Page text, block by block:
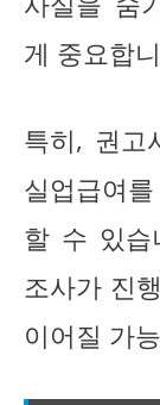
게 중요합
특히, 권고
실업급여
할 수 있습
조사가 진
이어질 가